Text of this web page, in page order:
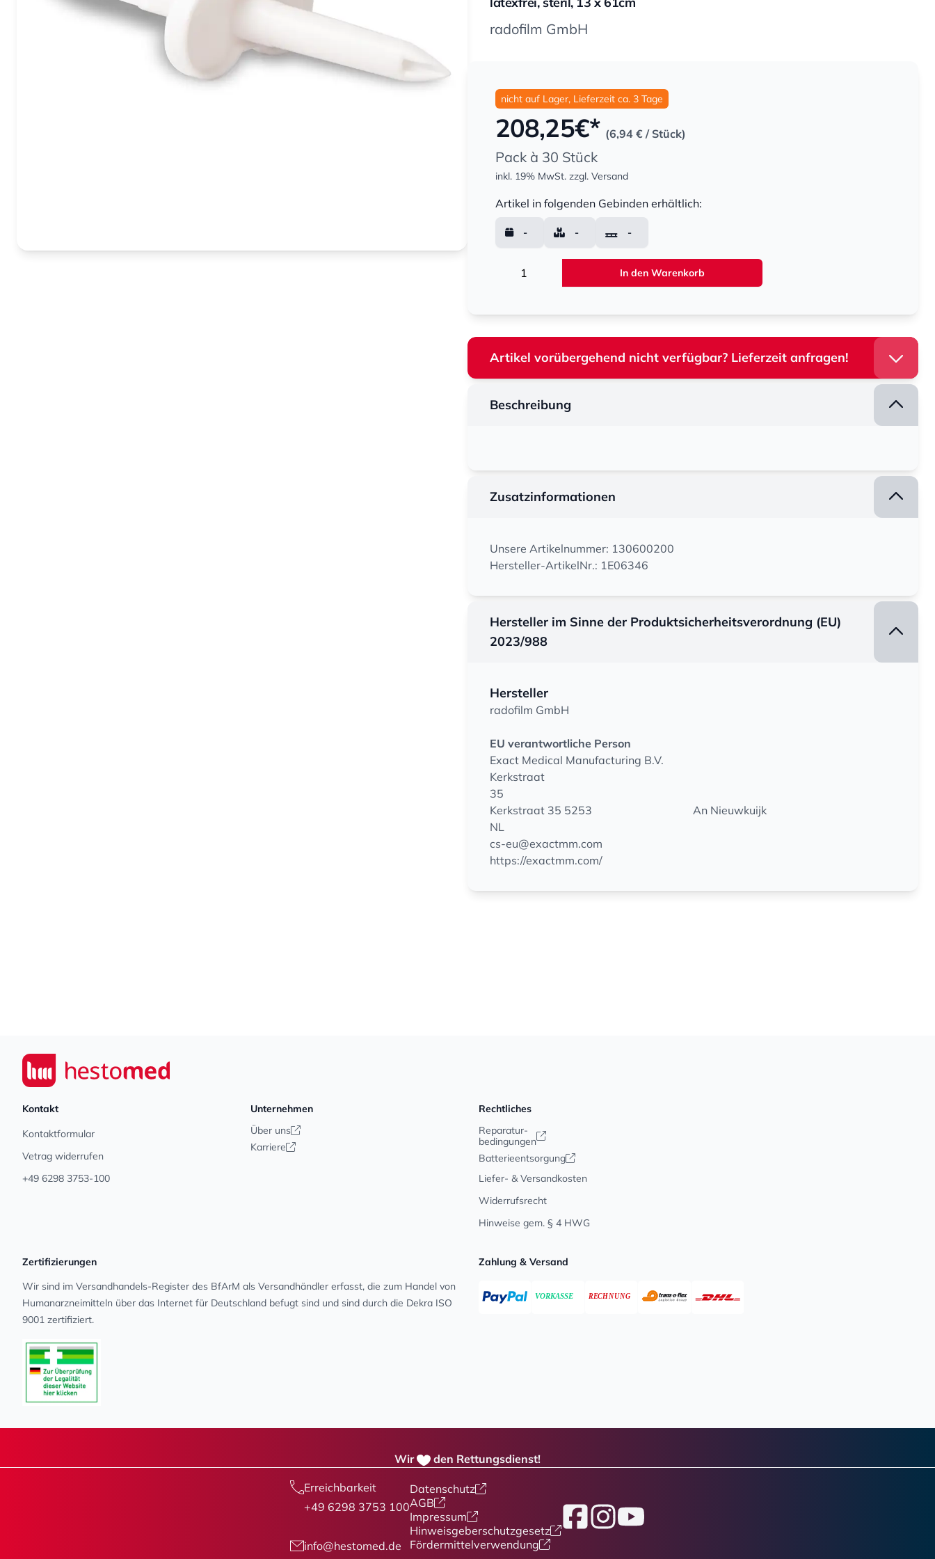
radofilm GmbH
nicht auf Lager, Lieferzeit ca. 3 Tage
208,25€* (6,94 € / Stück)
Pack à 30 Stück
inkl. 19% MwSt. zzgl. Versand
Artikel in folgenden Gebinden erhältlich:
- - -
In den Warenkorb
Artikel vorübergehend nicht verfügbar? Lieferzeit anfragen!
Beschreibung
Zusatzinformationen
Unsere Artikelnummer: 130600200
Hersteller-ArtikelNr.: 1E06346
Hersteller im Sinne der Produktsicherheitsverordnung (EU)
2023/988
Hersteller
radofilm GmbH
EU verantwortliche Person
Exact Medical Manufacturing B.V.
Kerkstraat
35
Kerkstraat 35 5253
An Nieuwkuijk
NL
cs-eu@exactmm.com
https://exactmm.com/
Seiwert GmbH
Kontakt
Kontaktformular
Vetrag widerrufen
+49 6298 3753-100
Unternehmen
Über uns
Karriere
Rechtliches
Reparatur-
bedingungen
Batterieentsorgung
Liefer- & Versandkosten
Widerrufsrecht
Hinweise gem. § 4 HWG
Zertifizierungen
Wir sind im Versandhandels-Register des BfArM als Versandhändler erfasst, die zum Handel von
Human­arz­nei­mit­teln über das Internet für Deutschland befugt sind und sind durch die Dekra ISO
9001 zertifiziert.
Zahlung & Versand
Wir den Rettungsdienst!
Erreichbarkeit
+49 6298 3753 100
info@hestomed.de
Datenschutz
AGB
Impressum
Hinweisgeberschutzgesetz
Fördermittelverwendung
FacebookInstagram
YouTube